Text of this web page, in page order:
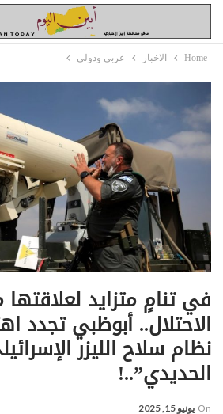
Home الاخبار عربي ودولي
في تنامٍ متزايد
الاحتلال.. أبوظبي تجدد
نظام سلاح الليزر
الحديدي”..!
On يونيو 15, 2025